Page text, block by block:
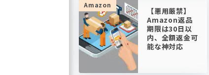
Amazon
【悪用厳禁】
Amazon返品
期限は30日以
内、全額返金可
能な神対応